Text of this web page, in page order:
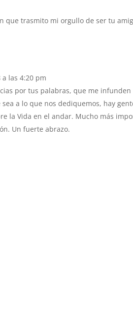
que trasmito mi orgullo de ser tu
a las 4:20 pm
por tus palabras, que me
a lo que nos dediquemos, hay
la Vida en el andar. Mucho más
Un fuerte abrazo.